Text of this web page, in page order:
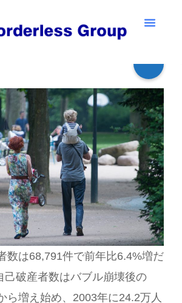
数は68,791件で前年比6.4%増だ
己破産者数はバブル崩壊後の
ら増え始め、2003年に24.2万人